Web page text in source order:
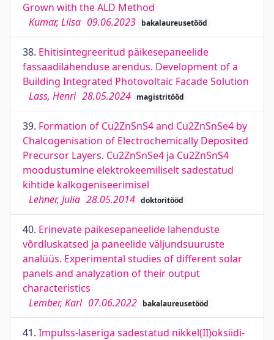
Grown with the ALD Method
Kumar, Liisa 09.06.2023 bakalaureusetööd
38. Ehitisintegreeritud päikesepaneelide
fassaadilahenduse arendus. Development of a
Building Integrated Photovoltaic Facade Solution
Lass, Henri 28.05.2024 magistritööd
39. Formation of Cu2ZnSnS4 and Cu2ZnSnSe4 by
Chalcogenisation of Electrochemically Deposited
Precursor Layers. Cu2ZnSnSe4 ja Cu2ZnSnS4
moodustumine elektrokeemiliselt sadestatud
kihtide kalkogeniseerimisel
Lehner, Julia 28.05.2014 doktoritööd
40. Erinevate päikesepaneelide lahenduste
võrdluskatsed ja paneelide väljundsuuruste
analüüs. Experimental studies of different solar
panels and analyzation of their output
characteristics
Lember, Karl 07.06.2022 bakalaureusetööd
41. Impulss-laseriga sadestatud nikkel(II)oksiidi-